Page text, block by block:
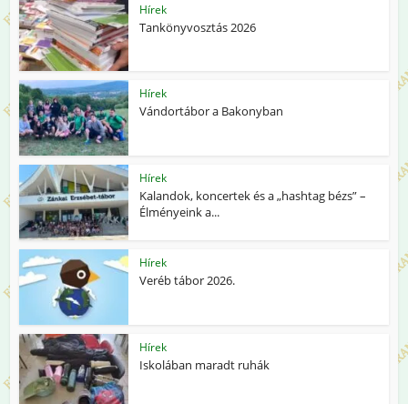
Hírek
Tankönyvosztás 2026
Hírek
Vándortábor a Bakonyban
Hírek
Kalandok, koncertek és a „hashtag bézs” –
Élményeink a...
Hírek
Veréb tábor 2026.
Hírek
Iskolában maradt ruhák